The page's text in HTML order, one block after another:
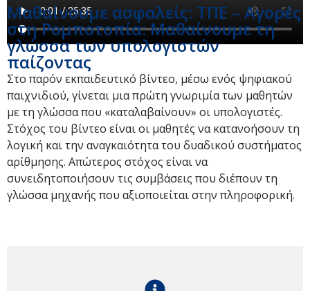
Μαθαίνουμε ασφαλείς: ΤΠΕ – Αγορές
στη Ρομποτοπία: Μαθαίνουμε τη
γλώσσα των υπολογιστών
παίζοντας
Στο παρόν εκπαιδευτικό βίντεο, μέσω ενός ψηφιακού
παιχνιδιού, γίνεται μια πρώτη γνωριμία των μαθητών
με τη γλώσσα που «καταλαβαίνουν» οι υπολογιστές.
Στόχος του βίντεο είναι οι μαθητές να κατανοήσουν τη
λογική και την αναγκαιότητα του δυαδικού συστήματος
αρίθμησης. Απώτερος στόχος είναι να
συνειδητοποιήσουν τις συμβάσεις που διέπουν τη
γλώσσα μηχανής που αξιοποιείται στην πληροφορική.